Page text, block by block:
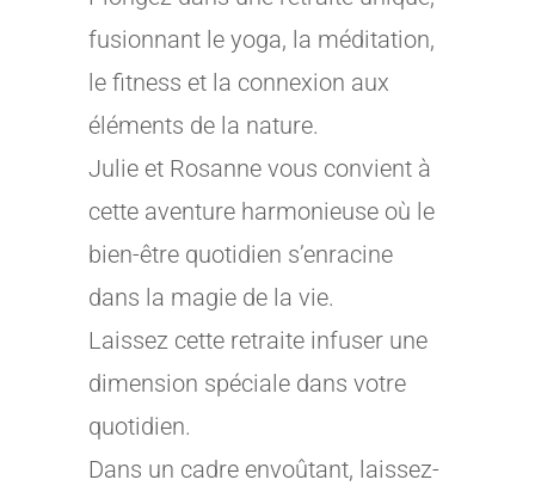
fusionnant le yoga, la méditation,
le fitness et la connexion aux
éléments de la nature.
Julie et Rosanne vous convient à
cette aventure harmonieuse où le
bien-être quotidien s’enracine
dans la magie de la vie.
Laissez cette retraite infuser une
dimension spéciale dans votre
quotidien.
Dans un cadre envoûtant, laissez-